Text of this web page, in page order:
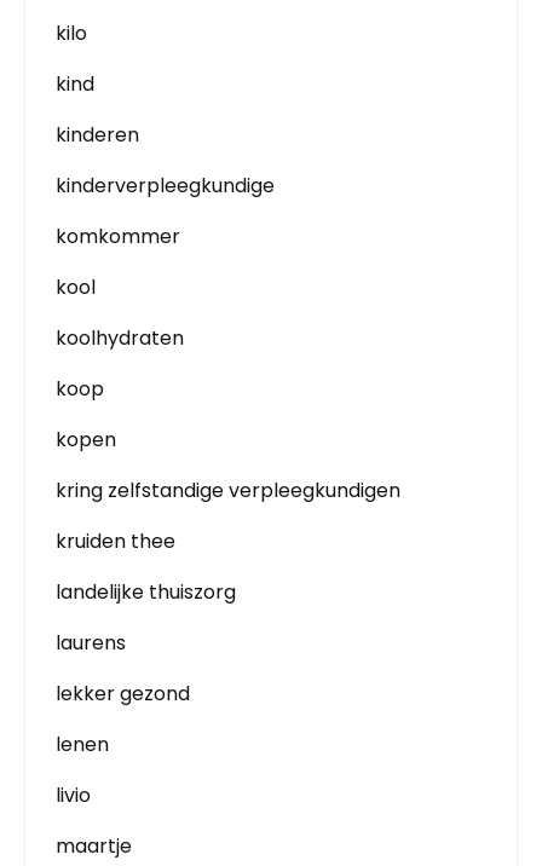
kilo
kind
kinderen
kinderverpleegkundige
komkommer
kool
koolhydraten
koop
kopen
kring zelfstandige verpleegkundigen
kruiden thee
landelijke thuiszorg
laurens
lekker gezond
lenen
livio
maartje